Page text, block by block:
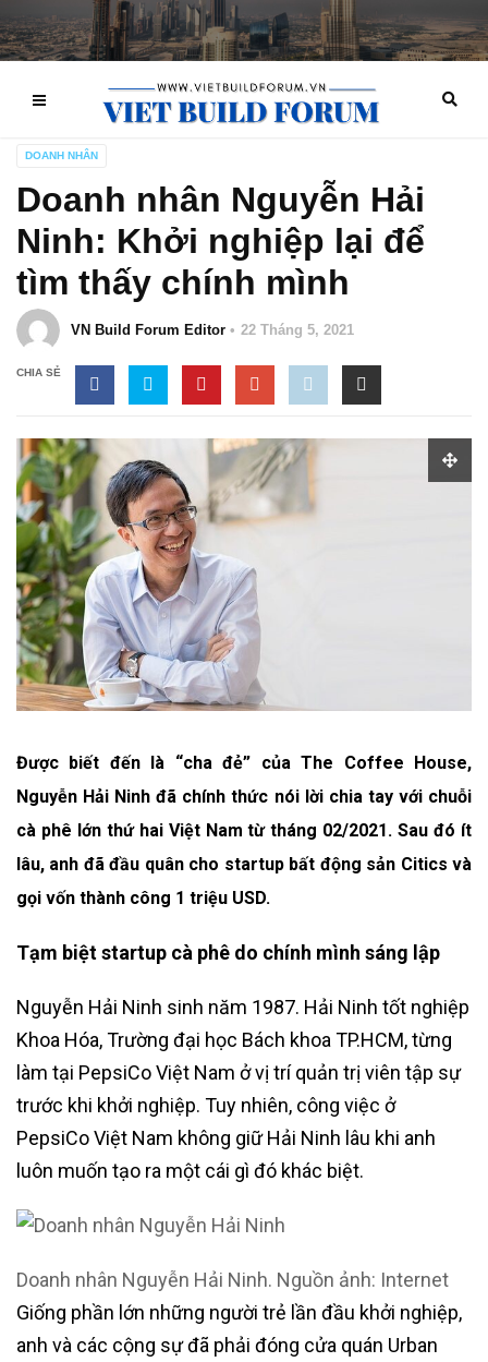
DOANH NHÂN
Doanh nhân Nguyễn Hải
Ninh: Khởi nghiệp lại để
tìm thấy chính mình
VN Build Forum Editor 22 Tháng 5, 2021
CHIA SẺ
Được biết đến là “cha đẻ” của The Coffee House,
Nguyễn Hải Ninh đã chính thức nói lời chia tay với chuỗi
cà phê lớn thứ hai Việt Nam từ tháng 02/2021. Sau đó ít
lâu, anh đã đầu quân cho startup bất động sản Citics và
gọi vốn thành công 1 triệu USD.
Tạm biệt startup cà phê do chính mình sáng lập
Nguyễn Hải Ninh sinh năm 1987. Hải Ninh tốt nghiệp
Khoa Hóa, Trường đại học Bách khoa TP.HCM, từng
làm tại PepsiCo Việt Nam ở vị trí quản trị viên tập sự
trước khi khởi nghiệp. Tuy nhiên, công việc ở
PepsiCo Việt Nam không giữ Hải Ninh lâu khi anh
luôn muốn tạo ra một cái gì đó khác biệt.
Doanh nhân Nguyễn Hải Ninh. Nguồn ảnh: Internet
Giống phần lớn những người trẻ lần đầu khởi nghiệp,
anh và các cộng sự đã phải đóng cửa quán Urban